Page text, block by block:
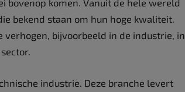
bovenop komen. Vanuit de hele wereld
bekend staan om hun hoge kwaliteit.
bijvoorbeeld in de industrie, in
industrie. Deze branche levert